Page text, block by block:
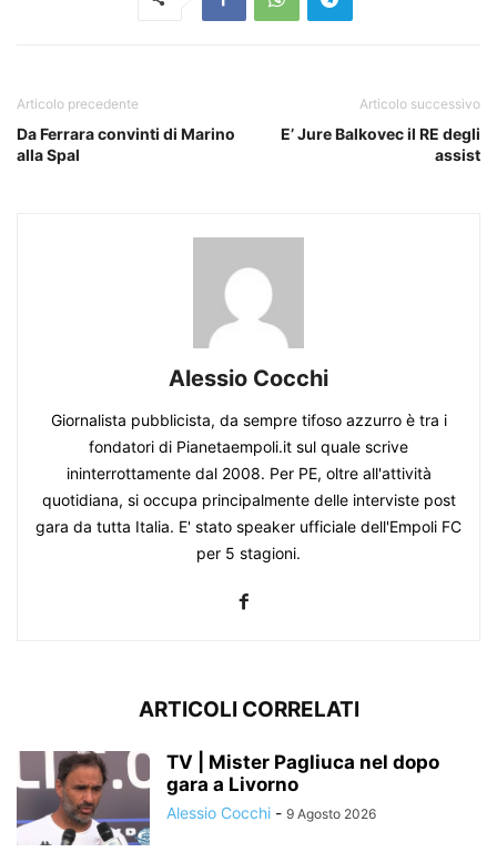
Articolo precedente
Da Ferrara convinti di Marino
alla Spal
Articolo successivo
E’ Jure Balkovec il RE degli
assist
Alessio Cocchi
Giornalista pubblicista, da sempre tifoso azzurro è tra i
fondatori di Pianetaempoli.it sul quale scrive
ininterrottamente dal 2008. Per PE, oltre all'attività
quotidiana, si occupa principalmente delle interviste post
gara da tutta Italia. E' stato speaker ufficiale dell'Empoli FC
per 5 stagioni.
ARTICOLI CORRELATI
TV | Mister Pagliuca nel dopo
gara a Livorno
Alessio Cocchi - 9 Agosto 2026